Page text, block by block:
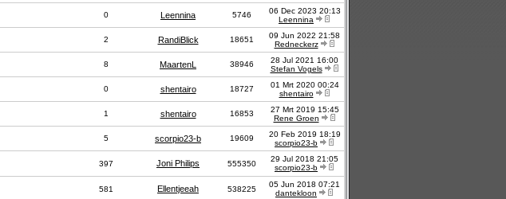
0 Leennina 5746
06 Dec 2023 20:13
Leennina
2 RandiBlick 18651
09 Jun 2022 21:58
Redneckerz
8 MaartenL 38946
28 Jul 2021 16:00
Stefan Vogels
0 shentairo 18727
01 Mrt 2020 00:24
shentairo
1 shentairo 16853
27 Mrt 2019 15:45
Rene Groen
5 scorpio23-b 19609
20 Feb 2019 18:19
scorpio23-b
397 Joni Philips 555350
29 Jul 2018 21:05
scorpio23-b
581 Ellentjeeah 538225
05 Jun 2018 07:21
dantekloon